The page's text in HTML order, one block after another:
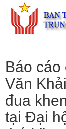
Bác
Hồ
với
TĐKT
Giới
Báo
Văn
đua
tại Đại